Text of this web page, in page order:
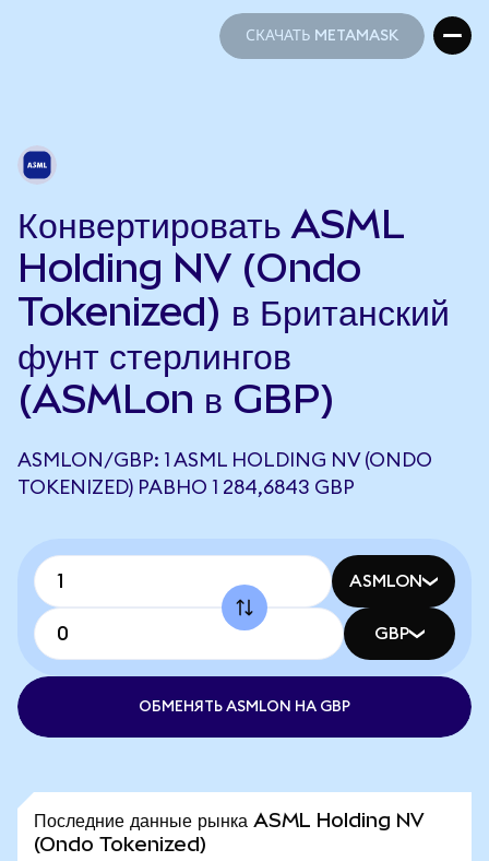
СКАЧАТЬ METAMASK
Конвертировать ASML
Holding NV (Ondo
Tokenized) в Британский
фунт стерлингов
(ASMLon в GBP)
ASMLON/GBP: 1 ASML HOLDING NV (ONDO
TOKENIZED) РАВНО 1 284,6843 GBP
ASMLON
GBP
ОБМЕНЯТЬ ASMLON НА GBP
Последние данные рынка ASML Holding NV
(Ondo Tokenized)